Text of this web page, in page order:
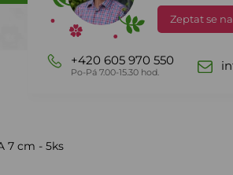
7 cm - 5ks
Zeptat se
+420 605 970 550
Po-Pá 7.00-15.30 hod.